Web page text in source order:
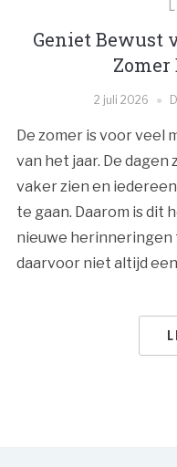
Geniet Bewust
2 juli 2026
De zomer is voor veel
van het jaar. De dagen
vaker zien en
te gaan. Daarom is dit
nieuwe herinneringen
daarvoor niet altijd